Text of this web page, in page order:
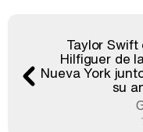
Taylor
Hilfiguer de
Nueva York
su